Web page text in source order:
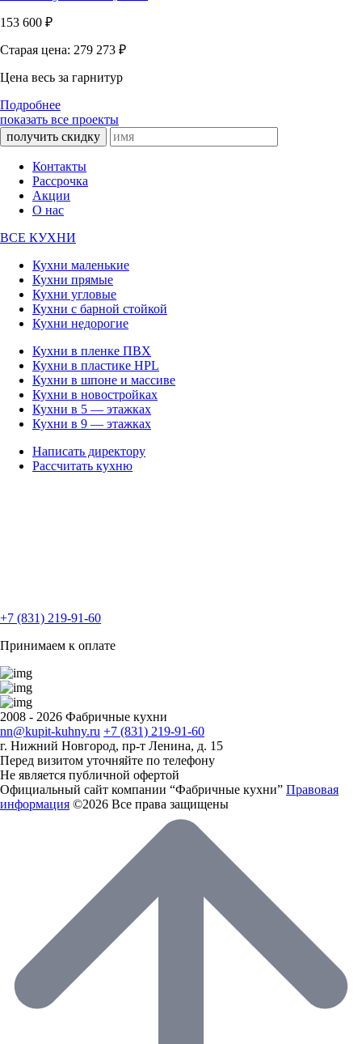
153 600 ₽
Старая цена: 279 273 ₽
Цена весь за гарнитур
Подробнее
показать все проекты
получить скидку
Контакты
Рассрочка
Акции
О нас
ВСЕ КУХНИ
Кухни маленькие
Кухни прямые
Кухни угловые
Кухни с барной стойкой
Кухни недорогие
Кухни в пленке ПВХ
Кухни в пластике HPL
Кухни в шпоне и массиве
Кухни в новостройках
Кухни в 5 — этажках
Кухни в 9 — этажках
Написать директору
Рассчитать кухню
+7 (831) 219-91-60
Принимаем к оплате
2008 - 2026 Фабричные кухни
nn@kupit-kuhny.ru +7 (831) 219-91-60
г. Нижний Новгород, пр-т Ленина, д. 15
Перед визитом уточняйте по телефону
Не является публичной офертой
Официальный сайт компании “Фабричные кухни” Правовая
информация ©2026 Все права защищены